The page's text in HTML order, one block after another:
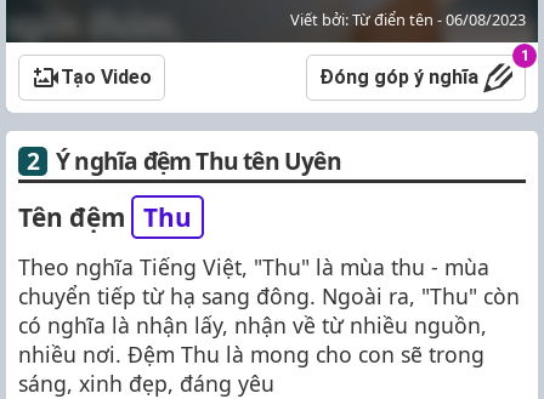
Viết bởi: Từ điển tên - 06/08/2023
Tạo Video Đóng góp ý nghĩa
1
Ý nghĩa đệm Thu tên Uyên
Tên đệm Thu
Theo nghĩa Tiếng Việt, "Thu" là mùa thu - mùa
chuyển tiếp từ hạ sang đông. Ngoài ra, "Thu" còn
có nghĩa là nhận lấy, nhận về từ nhiều nguồn,
nhiều nơi. Đệm Thu là mong cho con sẽ trong
sáng, xinh đẹp, đáng yêu